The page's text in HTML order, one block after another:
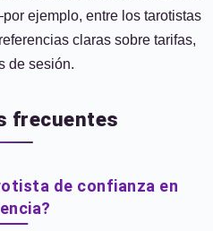
ejemplo, entre los tarotistas
claras sobre tarifas,
de sesión.
frecuentes
de confianza en